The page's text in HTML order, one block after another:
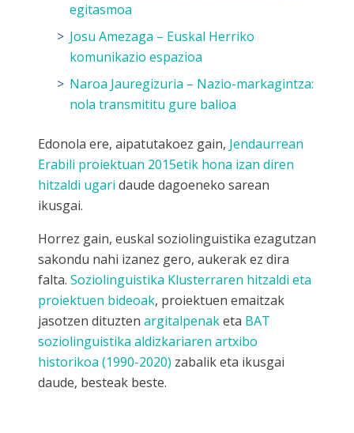
egitasmoa
Josu Amezaga – Euskal Herriko
komunikazio espazioa
Naroa Jauregizuria – Nazio-markagintza:
nola transmititu gure balioa
Edonola ere, aipatutakoez gain, Jendaurrean
Erabili proiektuan 2015etik hona izan diren
hitzaldi ugari daude dagoeneko sarean
ikusgai.
Horrez gain, euskal soziolinguistika ezagutzan
sakondu nahi izanez gero, aukerak ez dira
falta. Soziolinguistika Klusterraren hitzaldi eta
proiektuen bideoak, proiektuen emaitzak
jasotzen dituzten argitalpenaketa BAT
soziolinguistika aldizkariaren artxibo
historikoa (1990-2020) zabalik eta ikusgai
daude, besteak beste.